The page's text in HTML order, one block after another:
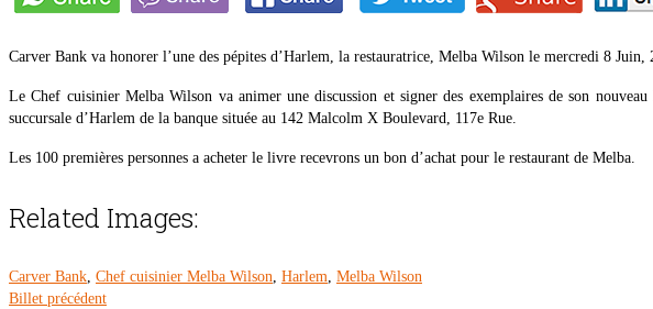
Carver Bank va honorer l’une des pépites d’Harlem, la restauratrice, Melba Wilson le mercredi 8 Juin,
Le Chef cuisinier Melba Wilson va animer une discussion et signer des exemplaires de son
succursale d’Harlem de la banque située au 142 Malcolm X Boulevard, 117e Rue.
Les 100 premières personnes a acheter le livre recevrons un bon d’achat pour le restaurant de Melba.
Related Images:
Carver Bank, Chef cuisinier Melba Wilson, Harlem, Melba Wilson
Billet précédent